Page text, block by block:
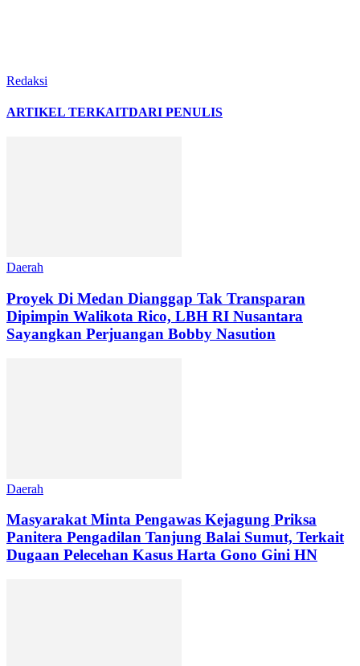
Redaksi
ARTIKEL TERKAITDARI PENULIS
Daerah
Proyek Di Medan Dianggap Tak Transparan
Dipimpin Walikota Rico, LBH RI Nusantara
Sayangkan Perjuangan Bobby Nasution
Daerah
Masyarakat Minta Pengawas Kejagung Priksa
Panitera Pengadilan Tanjung Balai Sumut, Terkait
Dugaan Pelecehan Kasus Harta Gono Gini HN